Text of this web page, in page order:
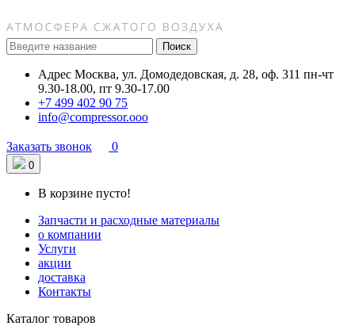
Поиск
Адрес Москва, ул. Домодедовская, д. 28, оф. 311 пн-чт
9.30-18.00, пт 9.30-17.00
+7 499 402 90 75
info@compressor.ooo
Заказать звонок 0
0
В корзине пусто!
Запчасти и расходные материалы
о компании
Услуги
акции
доставка
Контакты
Каталог товаров